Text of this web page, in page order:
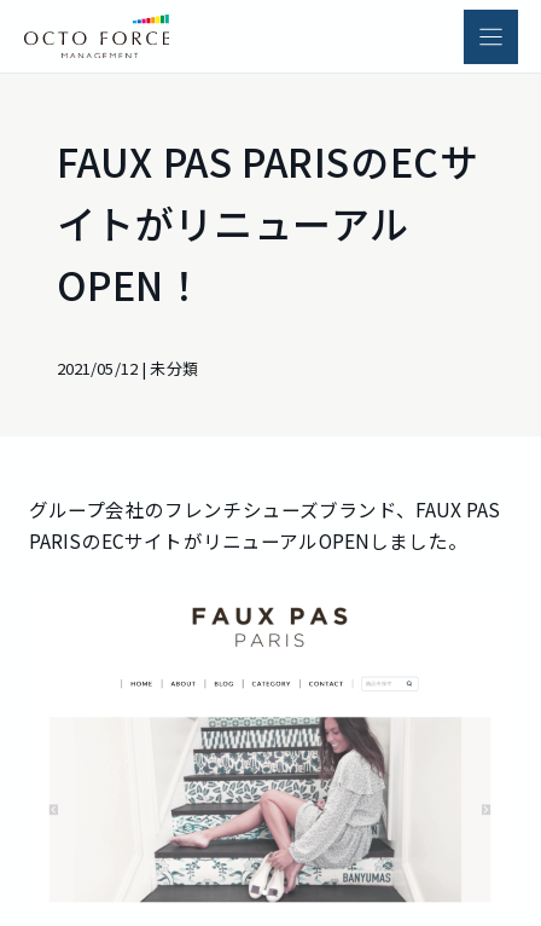
FAUX PAS PARISのECサ
イトがリニューアル
OPEN！
2021/05/12 |未分類
グループ会社のフレンチシューズブランド、FAUX PAS
PARISのECサイトがリニューアルOPENしました。